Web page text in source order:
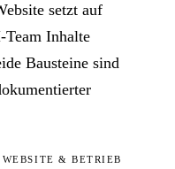
setzt auf
Inhalte
Bausteine sind
WEBSITE & BETRIEB